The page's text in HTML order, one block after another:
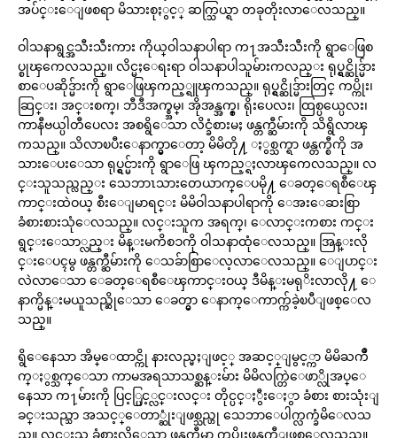
အပ်င္းေျဖစရာ မိသားစုႏွင့္ ဆက္သြယ္ရာ တခုတိုးလာေလသည္။
ဝါသနာရွင္အသီးသီးကား ကိုယ္ဝါသနာပါရာ က႑အသီးသီးကို ရွာေဖြစ
ပ္စုၾကေလသည္။ လိင္မႈေရးရာ ဝါသနာပါသူမ်ားကလည္း ရုပ္ရွင္ဆိုဒ္မ်ား
စာေပဆိုဒ္မ်ားကို ရွာေဖြၾကည့္ရူၾကသည္။ ရုပ္ရွင္ဆိုဒ္မ်ားတြင္ ကပ္ကိုး၊
ဆြင္း၊ အင္းစက္၊ ဘီဒီအက္စ္အမ္၊ အိုအန္အက္စ္၊ ရိုးပေလး၊ ထြစ္ပယ္ပေလး၊
ကာနီဗယ္ပါတီပေလး အစရွိေသာ လိင္ခံစားမႈ ဖန္တက္ဆီမ်ားကို သိရွိလာၾ
ကသည္။ သိလာၿပီးေနာက္မွာေတာ့ မိမိတို႔ ႏွစ္သက္ရာ ဖန္တက္စီကို အ
သားေပးေသာ ရုပ္ရွင္မ်ားကို ရွာေဖြ ၾကည့္ရႈလာၾကေလသည္။ လ
င္းသူသည္လည္း သေဘာၤသားတေယာက္ေပမို႔ ေခတ္ေရစီေၾ
ကာင္းထဲဝယ္ စီးေျမာရင္း မိမိဝါသနာပါရာကို ေအးေဆးစြာ
ခံစားစားသုံေလသည္။ လင္းသူက အရက္၊ ေလာင္းကစား ကင္း
ရွင္းေသာ္လည္း မိန္းမကိစၥကို ဝါသနာထုံေလသည္။ အြန္းလို
င္းေပၚမွ ဖန္တက္ဆီမ်ားကို ေသခ်ာစြာေလ့လာေလသည္။ ေျပာင္း
လဲလာေသာ ေခတ္ေရစီေၾကာင္းဝယ္ ဒီမိန္းမရုိးလာလို႔ ေ
နာက္မိန္းမယူသည္ဆိုေသာ ေခတ္မွာ ေနာက္ေကာက္က်ခဲ့ၿပီျဖစ္ေလ
သည္။
ရွိေနေသာ အိမ္ေထာင္ကို နားလည္မႈျဖင့္ အဆင့္ျမွင့္ကာ မိမိႀကိဳ
က္ႏွစ္သက္ေသာ ကာမအရသာသစ္ဆန္းမ်ား မိမိလက္တြဲေဖာ္လိုအပ္ေ
နေသာ က႑မ်ားကို ပြင့္ပြင့္လင္းလင္း တိုင္ပင္ႏွီးေႏွာ ခံစား စားသုံးျ
ခင္းသည္သာ အသင့္ေတာ္ဆုံးျဖစ္သည္ဟု သေဘာေပါက္လက္ခံမိေလသ
ည္။ လင္းသူ ခံစားလိုေသာ ဖန္တက္ဆီမွာ ကပ္ကိုးဖန္တက္ဆီျဖစ္ေလသည္။